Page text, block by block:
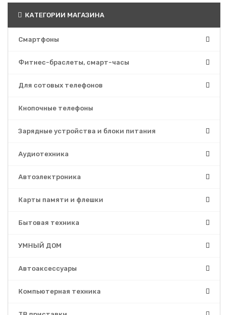
КАТЕГОРИИ МАГАЗИНА
Смартфоны
Фитнес-браслеты, смарт-часы
Для сотовых телефонов
Кнопочные телефоны
Зарядные устройства и блоки питания
Аудиотехника
Автоэлектроника
Карты памяти и флешки
Бытовая техника
УМНЫЙ ДОМ
Автоаксессуары
Компьютерная техника